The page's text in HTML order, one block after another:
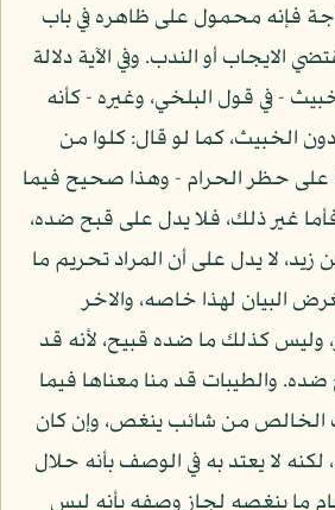
فإنه محمول على ظاهره في باب
الايجاب أو الندب. وفي الآية دلالة
- في قول البلخي، وغيره - كأنه
الخبيث، كما لو قال: كلوا من
على حظر الحرام - وهذا صحيح فيما
غير ذلك، فلا يدل على قبح ضده،
زيد، لا يدل على أن المراد تحريم ما
البيان لهذا خاصه، والاخر
وليس كذلك ما ضده قبيح، لأنه قد
والطيبات قد منا معناها فيما
الخالص من شائب ينغص، وإن كان
لا يعتد به في الوصف بأنه حلال
ما ينغصه لجاز وصفه بأنه ليس